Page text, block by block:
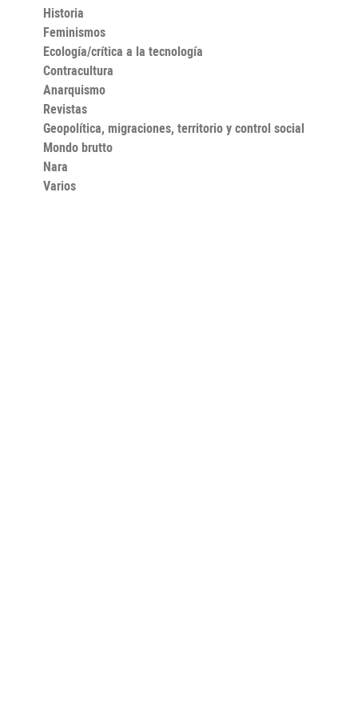
y en la que la mordacidad no está exenta de ternura.
Historia
Feminismos
Ecología/crítica a la tecnología
Contracultura
Anarquismo
Revistas
Geopolítica, migraciones, territorio y control social
Mondo brutto
Nara
Varios